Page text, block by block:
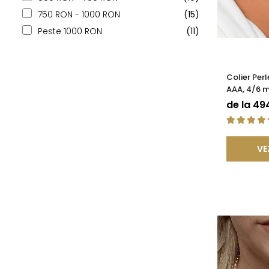
750 RON - 1000 RON
(15)
Peste 1000 RON
(11)
Colier
AAA, 4/6
de la